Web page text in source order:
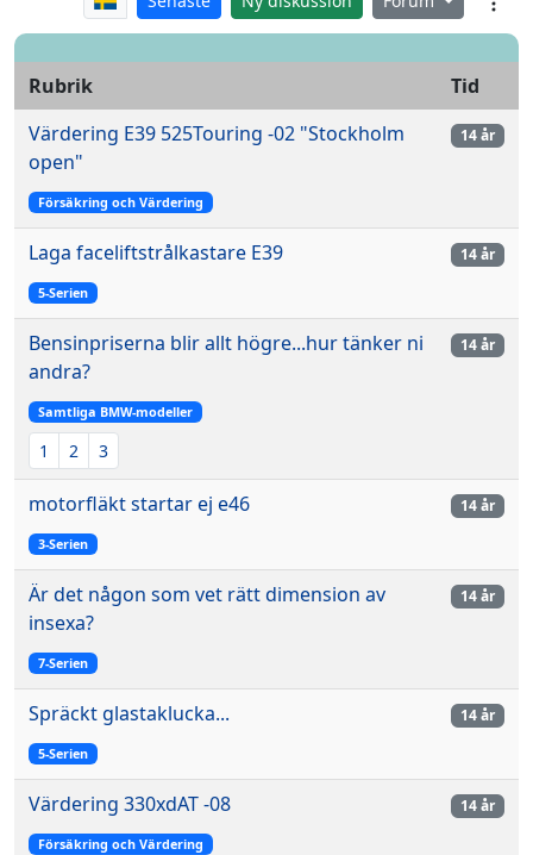
Rubrik
Tid
Värdering E39 525Touring -02 "Stockholm
open"
Försäkring och Värdering
14 år
Laga faceliftstrålkastare E39
5-Serien
14 år
Bensinpriserna blir allt högre...hur tänker ni
andra?
Samtliga BMW-modeller
1 2 3
14 år
motorfläkt startar ej e46
3-Serien
14 år
Är det någon som vet rätt dimension av
insexa?
7-Serien
14 år
Spräckt glastaklucka...
5-Serien
14 år
Värdering 330xdAT -08
Försäkring och Värdering
14 år